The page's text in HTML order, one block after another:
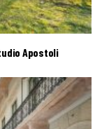
Apostoli